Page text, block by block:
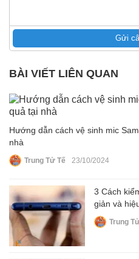
Gửi
BÀI VIẾT LIÊN QUAN
Hướng dẫn cách vệ sinh mic
nhà
Trung Tử Tế 23/10/2024
3 Cách
giản và
Trung